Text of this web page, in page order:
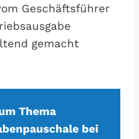
Geschäftsführer
gemacht
Thema
bei